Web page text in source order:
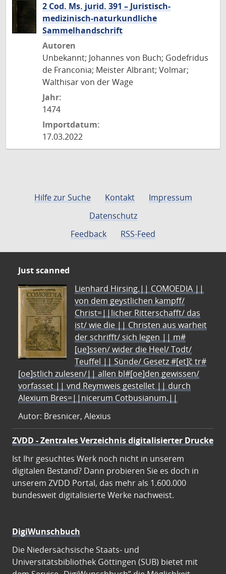
2 Cod. Ms. jurid. 391 – Juristisch-
medizinisch-naturkundliche
Sammelhandschrift
Autoren
Unbekannt; Johannes von Buch; Godefridus
de Franconia; Meister Albrant; Volmar;
Walthisar von der Wage
Jahr:
1474
Importdatum:
17.03.2022
Hilfe zur Suche Kontakt
Impressum
Datenschutz
Feedback
RSS-Feed
Just scanned
Lienhard Hirsing.|| COMOEDIA ||
von dem geystlichen kampff/
Christ=||licher Ritterschafft/ das
ist/ wie die || Christen aus warheit
der schrifft/ sich legen || m#
[ue]ssen/ wider die Heel/ Todt/
Teuffel || Sünde/ Gesetz #[et]c̃ tr#
[oe]stlich zulesen/|| allen bl#[oe]den gewissen/
vorfasset || vnd Reymweis gestellet || durch
Alexium Bres=||nicerum Cotbusianum.||
Autor: Bresnicer, Alexius
ZVDD - Zentrales Verzeichnis digitalisierter Drucke
Ist Ihr gesuchtes Werk noch nicht in unserem
digitalen Bestand? Dann probieren Sie es doch in
unserem ZVDD Portal, das mehr als 1.600.000
bundesweit digitalisierte Werke nachweist.
DigiWunschbuch
Die Niedersächsische Staats- und
Universitätsbibliothek Göttingen (SUB) bietet mit